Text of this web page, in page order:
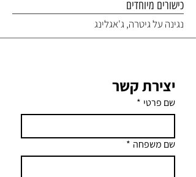
כישורים מיוחדים
נגינה על גיטרה, ג'אגלינג
יצירת קשר
שם פרטי *
שם משפחה *